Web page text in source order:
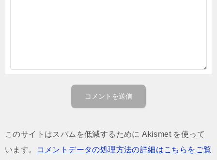
このサイトはスパムを低減するために Akismet を使って
います。
コメントデータの処理方法の詳細はこちらをご覧